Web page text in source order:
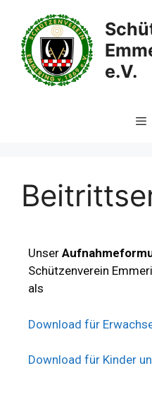
e.V.
Unser
Schützenverein
als
Download für
Download für Kinder